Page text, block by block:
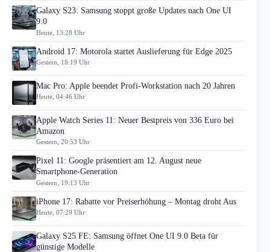
Galaxy S23: Samsung stoppt große Updates nach One UI
9.0
Heute, 13:28 Uhr
Android 17: Motorola startet Auslieferung für Edge 2025
Gestern, 18:19 Uhr
Mac Pro: Apple beendet Profi-Workstation nach 20 Jahren
Heute, 04:46 Uhr
Apple Watch Series 11: Neuer Bestpreis von 336 Euro bei
Amazon
Gestern, 20:53 Uhr
Pixel 11: Google präsentiert am 12. August neue
Smartphone-Generation
Gestern, 19:13 Uhr
iPhone 17: Rabatte vor Preiserhöhung – Montag droht Aus
Heute, 07:29 Uhr
Galaxy S25 FE: Samsung öffnet One UI 9.0 Beta für
günstige Modelle